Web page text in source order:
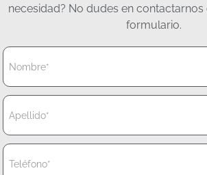
necesidad? No dudes en
formulario.